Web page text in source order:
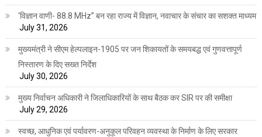
‘विज्ञान वाणी- 88.8 MHz” बन रहा राज्य में विज्ञान, नवाचार के संचार का सशक्त माध्यम
July 31, 2026
मुख्यमंत्री ने सीएम हेल्पलाइन-1905 पर जन शिकायतों के समयबद्ध एवं गुणवत्तापूर्ण
निस्तारण के दिए सख्त निर्देश
July 30, 2026
मुख्य निर्वाचन अधिकारी ने जिलाधिकारियों के साथ बैठक कर SIR पर की समीक्षा
July 29, 2026
स्वच्छ, आधुनिक एवं पर्यावरण-अनुकूल परिवहन व्यवस्था के निर्माण के लिए सरकार